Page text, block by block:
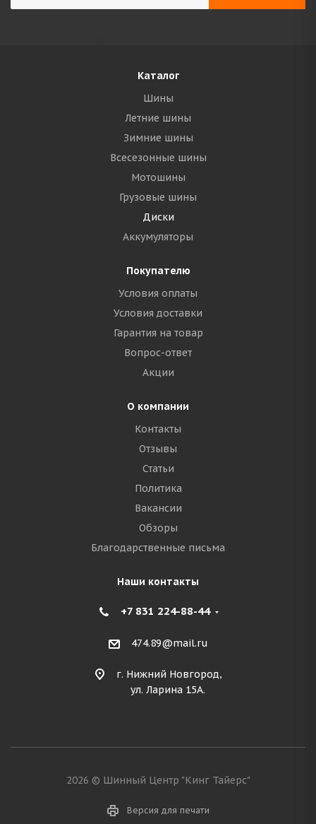
Каталог
Шины
Летние шины
Зимние шины
Всесезонные шины
Мотошины
Грузовые шины
Диски
Аккумуляторы
Покупателю
Условия оплаты
Условия доставки
Гарантия на товар
Вопрос-ответ
Акции
О компании
Контакты
Отзывы
Статьи
Политика
Вакансии
Обзоры
Благодарственные письма
Наши контакты
+7 831 224-88-44
474.89@mail.ru
г. Нижний Новгород,
ул. Ларина 15А.
2026 © Шинный Центр "Кинг Тайерс"
Версия для печати